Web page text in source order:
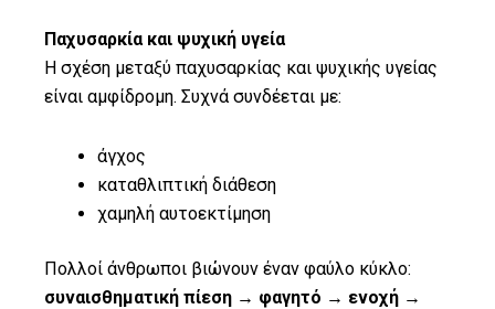
Παχυσαρκία και ψυχική υγεία
Η σχέση μεταξύ παχυσαρκίας και ψυχικής υγείας
είναι αμφίδρομη. Συχνά συνδέεται με:
άγχος
καταθλιπτική διάθεση
χαμηλή αυτοεκτίμηση
Πολλοί άνθρωποι βιώνουν έναν φαύλο κύκλο:
συναισθηματική πίεση → φαγητό → ενοχή →